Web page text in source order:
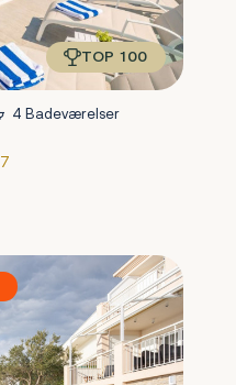
TOP 100
4 Badeværelser
7